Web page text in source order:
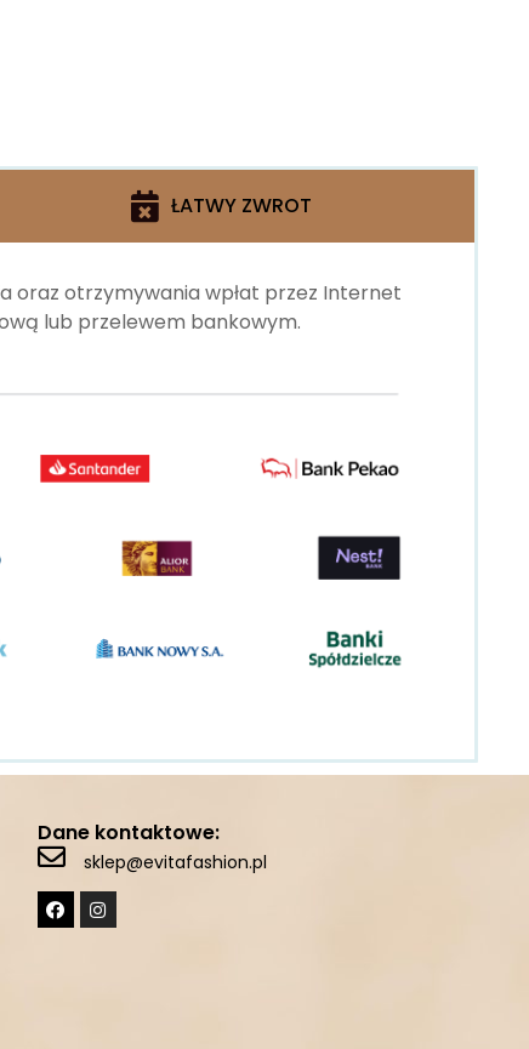
ŁATWY ZWROT
oraz otrzymywania wpłat przez Internet
lub przelewem bankowym.
Dane kontaktowe:
sklep@evitafashion.pl